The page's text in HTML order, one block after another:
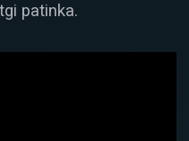
patinka.